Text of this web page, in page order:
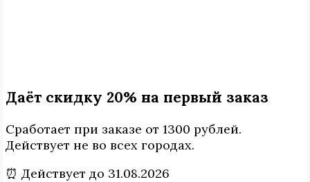
Даёт скидку 20% на первый заказ
Сработает при заказе от 1300 рублей.
Действует не во всех городах.
⏰ Действует до 31.08.2026